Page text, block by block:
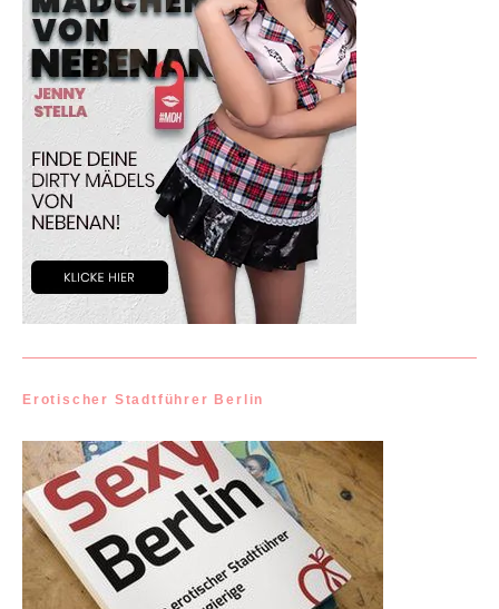
Erotischer Stadtführer Berlin